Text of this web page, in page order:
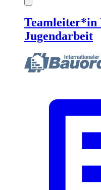
Teamleiter*in
Jugendarbeit